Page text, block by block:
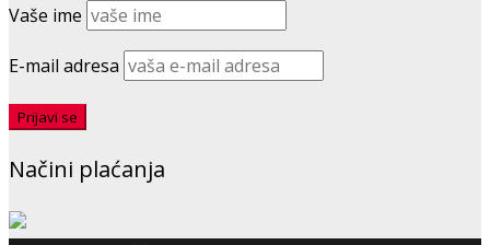
Vaše ime
E-mail adresa
Načini plaćanja